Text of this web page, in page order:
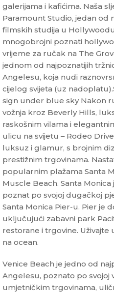
galerijama i kafićima. Naša
Paramount Studio, jedan od
filmskih studija u
mnogobrojni poznati
vrijeme za ručak na The
jednom od najpoznatijih
Angelesu, koja nudi
cijelog svijeta (uz
sign under blue sky Nakon
vožnja kroz Beverly Hills,
raskošnim vilama i
ulicu na svijetu – Rodeo
luksuz i glamur, s brojnim
prestižnim trgovinama.
popularnim plažama Santa
Muscle Beach. Santa
poznat po svojoj dugačkoj
Santa Monica Pier-u. Pier je
uključujući zabavni park
restorane i trgovine.
na ocean.
Venice Beach je jedno od
Angelesu, poznato po svojoj
umjetničkim trgovinama,